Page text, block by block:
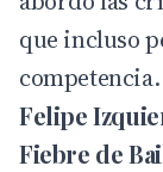
que incluso
competencia.
Felipe
Fiebre de